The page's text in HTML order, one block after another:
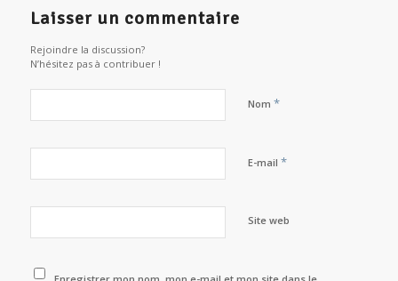
Laisser un commentaire
Rejoindre la discussion?
N’hésitez pas à contribuer !
Nom *
E-mail *
Site web